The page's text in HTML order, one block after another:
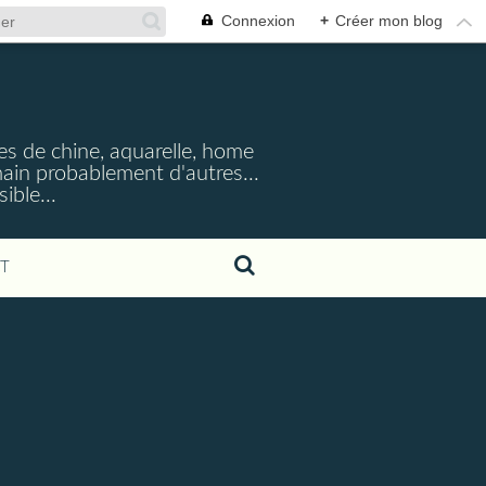
Connexion + Créer mon blog
de chine, aquarelle, home
probablement d'autres...